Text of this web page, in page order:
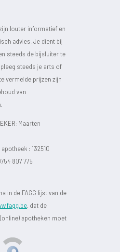
louter informatief en
advies. Je dient bij
steeds de bijsluiter te
steeds je arts of
vermelde prijzen zijn
van
Maarten
apotheek : 132510
807 775
in de FAGG lijst van de
, dat de
apotheken moet